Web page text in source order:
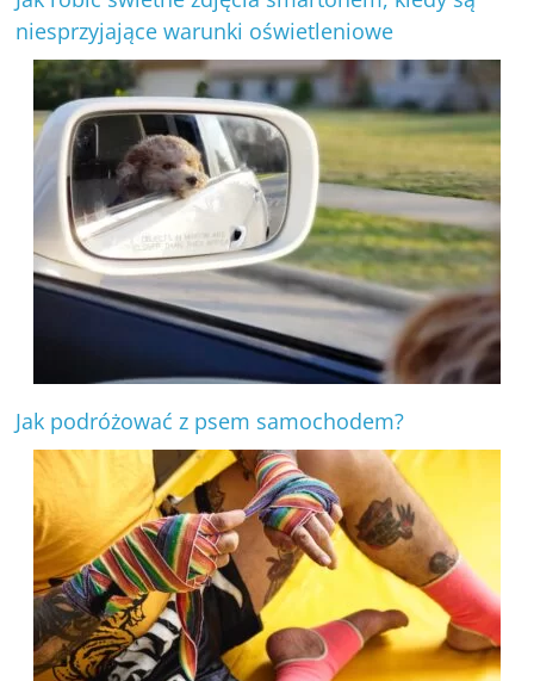
niesprzyjające warunki oświetleniowe
Jak podróżować z psem samochodem?